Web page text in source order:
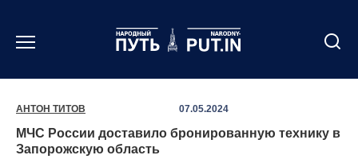
содержанию
АНТОН ТИТОВ 07.05.2024
МЧС России доставило бронированную технику в
Запорожскую область